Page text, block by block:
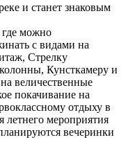
и станет знаковым
можно
с видами на
Стрелку
Кунсткамеру и
величественные
покачивание на
отдыху в
летнего мероприятия
вечеринки